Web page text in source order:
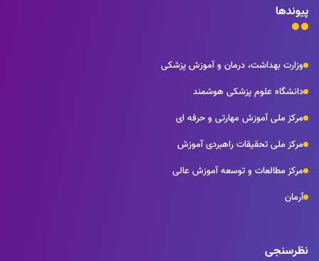
پیوندها
وزارت بهداشت، درمان و آموزش پزشکی
دانشگاه علوم پزشکی هوشمند
مرکز ملی آموزش مهارتی و حرفه ای
مرکز ملی تحقیقات راهبردی آموزش
مرکز مطالعات و توسعه آموزش عالی
آرمان
نظرسنجی